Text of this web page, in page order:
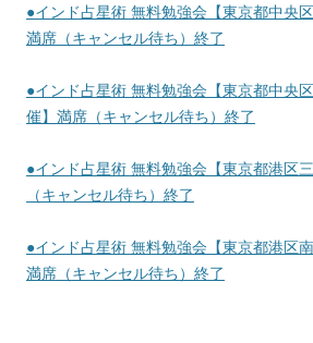
●インド占星術 無料勉強会【東京都中央
満席（キャンセル待ち）終了
●インド占星術 無料勉強会【東京都中央
催】満席（キャンセル待ち）終了
●インド占星術 無料勉強会【東京都港区
（キャンセル待ち）終了
●インド占星術 無料勉強会【東京都港区
満席（キャンセル待ち）終了